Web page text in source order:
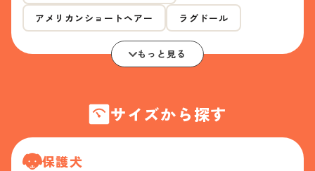
アメリカンショートヘアー ラグドール
もっと見る
サイズから探す
保護犬